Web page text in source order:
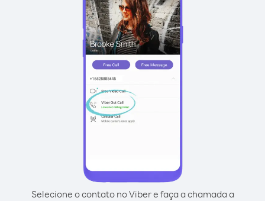
Selecione o contato no Viber e faça a chamada a